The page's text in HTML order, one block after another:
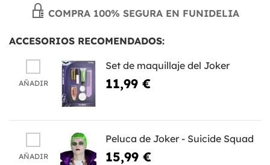
COMPRA 100% SEGURA EN FUNIDELIA
ACCESORIOS RECOMENDADOS:
AÑADIR
Set de maquillaje del Joker
11,99 €
AÑADIR
Peluca de Joker - Suicide Squad
15,99 €